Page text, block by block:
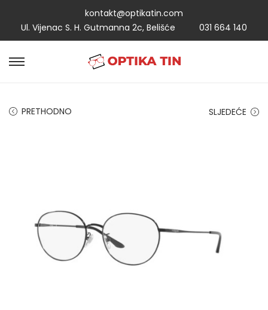
kontakt@optikatin.com
Ul. Vijenac S. H. Gutmanna 2c, Belišće
031 664 140
PRETHODNO SLJEDEĆE